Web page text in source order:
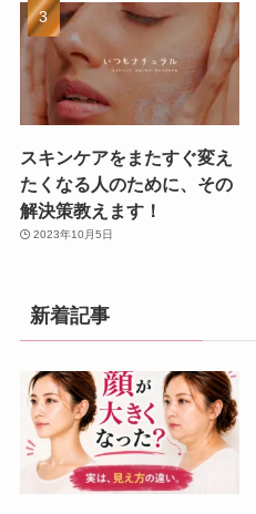
スキンケアをまたすぐ変え
たくなる人のために、その
解決策教えます！
2023年10月5日
新着記事